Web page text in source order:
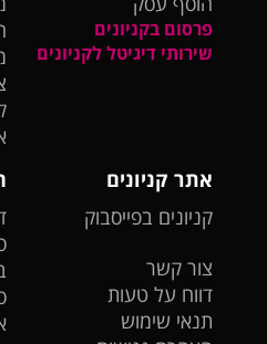
פרסום בקניונים
שירותי דיגיטל לקניונים
אתר קניונים
קניונים בפייסבוק
צור קשר
דווח על טעות
תנאי שימוש